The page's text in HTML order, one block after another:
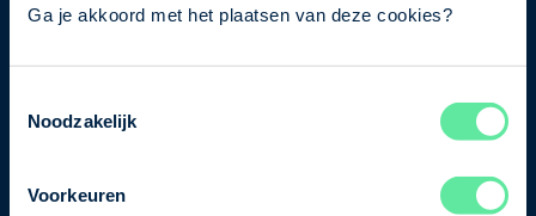
Ga je akkoord met het plaatsen van deze cookies?
Noodzakelijk
Voorkeuren
Ons verhaal
Bezuidenhoutseweg 12
T+31 70 349 03 49